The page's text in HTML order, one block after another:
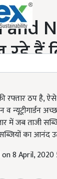
हैं
ठप है,
न्यूट्रीगार्डन
में जब ताजी
का आनंद
8 April, 2020